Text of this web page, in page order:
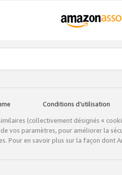
Conditions d’utilisation
(collectivement désignés «
vos paramètres, pour améliorer la
Pour en savoir plus sur la façon dont